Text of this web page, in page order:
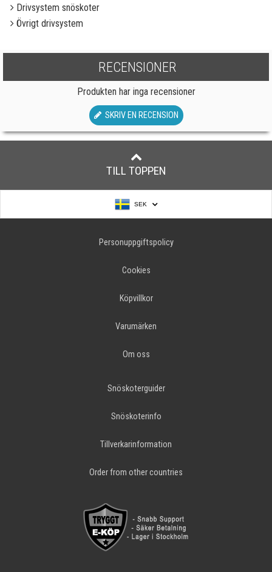
Drivsystem snöskoter
Övrigt drivsystem
RECENSIONER
Produkten har inga recensioner
SKRIV EN RECENSION
TILL TOPPEN
SEK
Personuppgiftspolicy
Cookies
Köpvillkor
Varumärken
Om oss
Snöskoterguider
Snöskoterinfo
Tillverkarinformation
Order from other countries